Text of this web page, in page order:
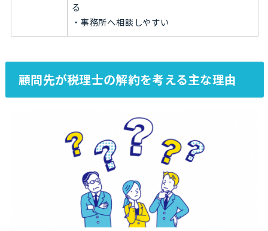
る
・事務所へ相談しやすい
顧問先が税理士の解約を考える主な理由